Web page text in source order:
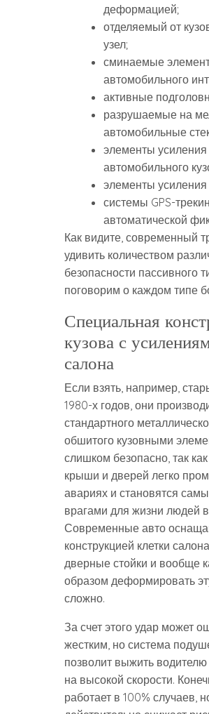
деформацией;
отделяемый от
узел;
сминаемые
автомобильного
активные
разрушаемые на
автомобильные
элементы усиления
автомобильного
элементы
системы GPS-
автоматической
Как видите, современный
удивить количеством
безопасности пассивного
поговорим о каждом типе
Специальная
кузова с
салона
Если взять, например,
1980-х годов, они
стандартного
обшитого кузовными
слишком безопасно, так
крыши и дверей легко
авариях и становятся
врагами для жизни людей
Современные авто
конструкцией клетки
дверные стойки и вообще
образом деформировать
сложно.
За счет этого удар может
жестким, но система
позволит выжить
на высокой скорости.
работает в 100% случаев,